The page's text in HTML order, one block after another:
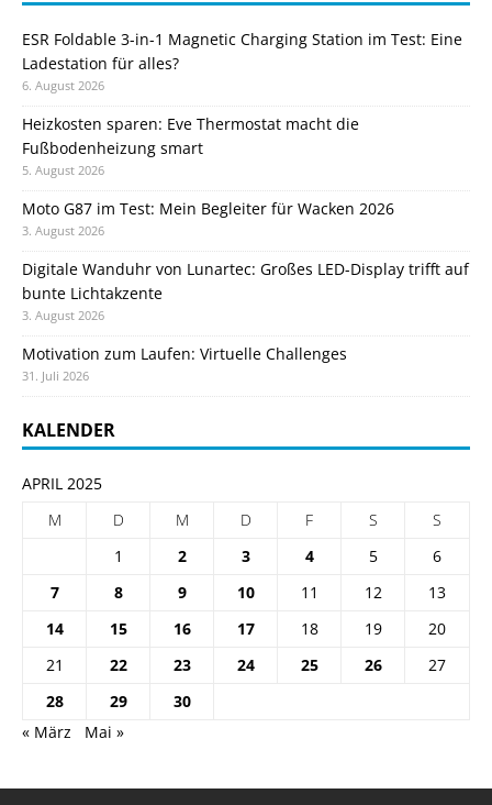
ESR Foldable 3-in-1 Magnetic Charging Station im Test: Eine
Ladestation für alles?
6. August 2026
Heizkosten sparen: Eve Thermostat macht die
Fußbodenheizung smart
5. August 2026
Moto G87 im Test: Mein Begleiter für Wacken 2026
3. August 2026
Digitale Wanduhr von Lunartec: Großes LED-Display trifft auf
bunte Lichtakzente
3. August 2026
Motivation zum Laufen: Virtuelle Challenges
31. Juli 2026
KALENDER
APRIL 2025
M
D M D F S
S
1
2 3 4 5
6
7
8 9 10 11 12
13
14
15 16 17 18 19
20
21
22 23 24 25 26
27
28
29
30
« März
Mai »